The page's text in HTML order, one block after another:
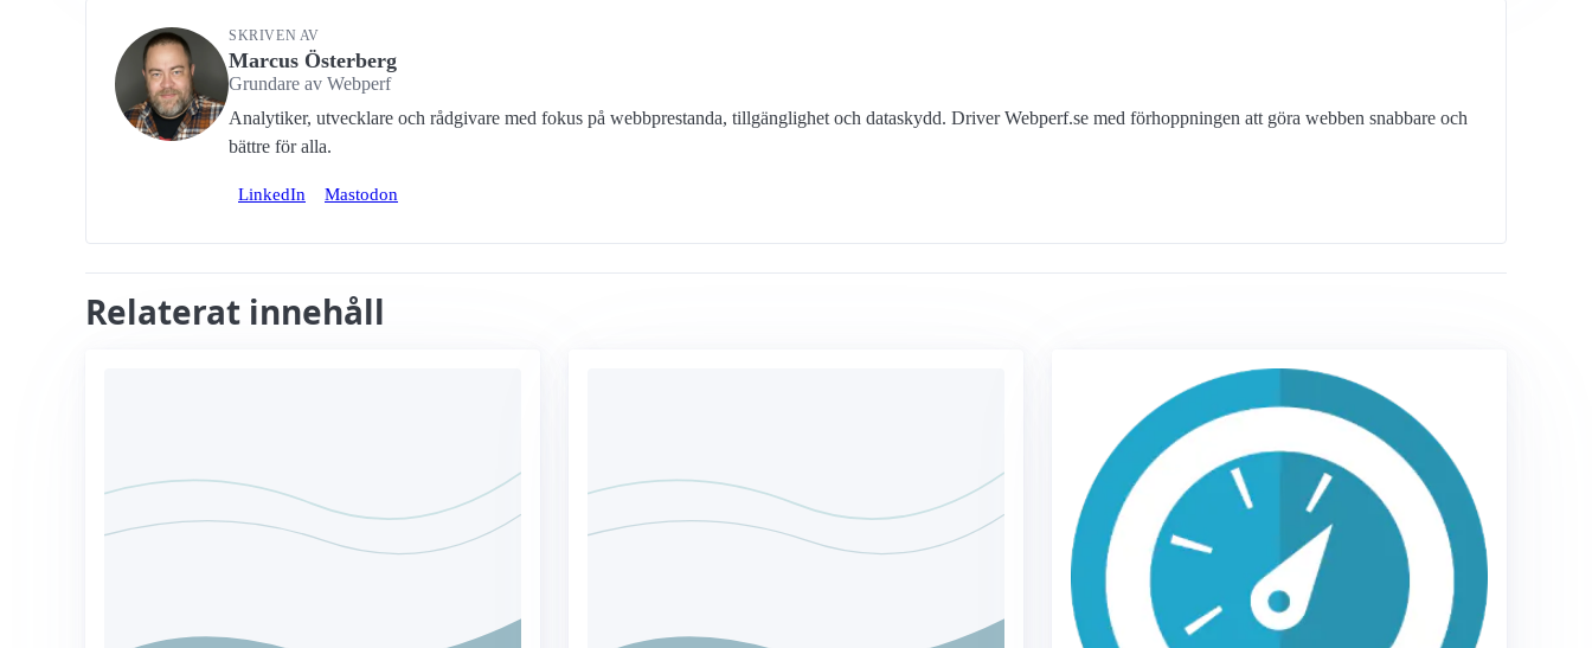
SKRIVEN AV
Marcus Österberg
Grundare av Webperf
Analytiker, utvecklare och rådgivare med fokus på webbprestanda, tillgänglighet och dataskydd. Driver Webperf.se med förhoppningen att göra webben snabbare och
bättre för alla.
LinkedIn Mastodon
Relaterat innehåll